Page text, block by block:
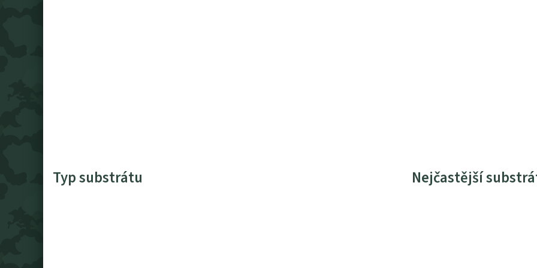
Typ substrátu Nejčastější